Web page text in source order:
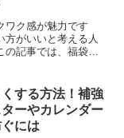
ワク感が魅力です
方がいいと考える人
記事では、福袋を
るための参考になり
っている方にとっ
載です。
する方法！補強
ーやカレンダー
には